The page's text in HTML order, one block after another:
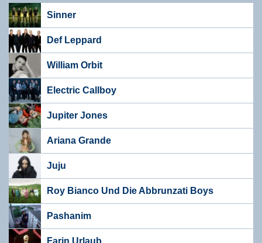
Sinner
Def Leppard
William Orbit
Electric Callboy
Jupiter Jones
Ariana Grande
Juju
Roy Bianco Und Die Abbrunzati Boys
Pashanim